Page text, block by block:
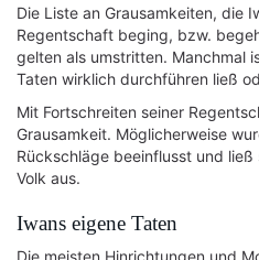
Die Liste an Grausamkeiten, die
Regentschaft beging, bzw.
gelten als umstritten. Manchmal
Taten wirklich durchführen ließ
Mit Fortschreiten seiner
Grausamkeit. Möglicherweise
Rückschläge beeinflusst und
Volk aus.
Iwans eigene Taten
Die meisten Hinrichtungen und